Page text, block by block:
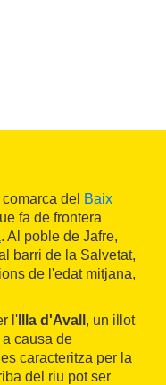
del Baix
fa de frontera
. Al poble de Jafre,
barri de la Salvetat,
de l'edat mitjana,
l' Illa d'Avall , un illot
causa de
caracteritza per la
del riu pot ser